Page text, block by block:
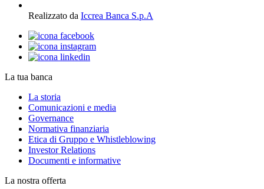
Realizzato da Iccrea Banca S.p.A
La tua banca
La storia
Comunicazioni e media
Governance
Normativa finanziaria
Etica di Gruppo e Whistleblowing
Investor Relations
Documenti e informative
La nostra offerta